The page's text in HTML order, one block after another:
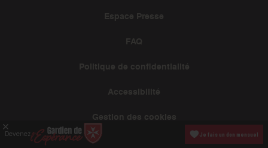
Espace Presse
FAQ
Politique de confidentialité
Accessibilité
Gestion des cookies
Devenez Je fais un don mensuel